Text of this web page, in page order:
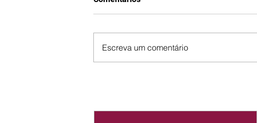
Escreva um comentário